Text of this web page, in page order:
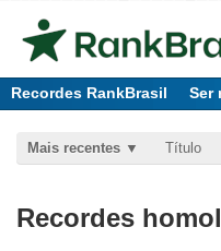
Recordes RankBrasil Ser
Mais recentes Título
Recordes